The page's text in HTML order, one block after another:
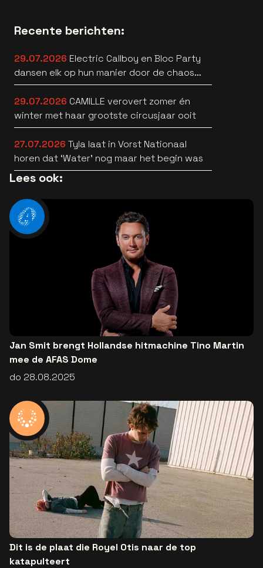
Recente berichten:
29.07.2026 Electric Callboy en Bloc Party
dansen elk op hun manier door de chaos
[nieuwe muziek]
29.07.2026 CAMILLE verovert zomer én
winter met haar grootste circusjaar ooit
27.07.2026 Tyla laat in Vorst Nationaal
horen dat ‘Water’ nog maar het begin was
Lees ook:
Jan Smit brengt Hollandse hitmachine Tino Martin
mee de AFAS Dome
do 28.08.2025
Dit is de plaat die Royel Otis naar de top
katapulteert